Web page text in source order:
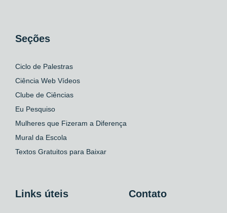
Seções
Ciclo de Palestras
Ciência Web Vídeos
Clube de Ciências
Eu Pesquiso
Mulheres que Fizeram a Diferença
Mural da Escola
Textos Gratuitos para Baixar
Links úteis Contato